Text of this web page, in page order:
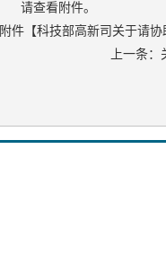
请查看附件。
附件【科技部高新司关于请
上一条：